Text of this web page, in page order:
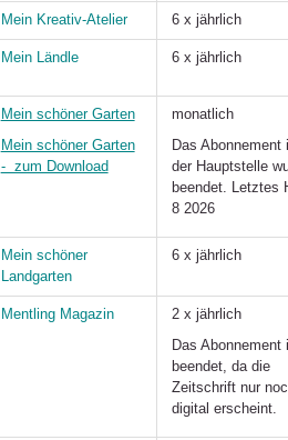
Mein Kreativ-Atelier 6 x jährlich
Mein Ländle 6 x jährlich
Mein schöner Garten
Mein schöner Garten
- zum Download
monatlich
Das Abonnement
der Hauptstelle
beendet. Letztes
8 2026
Mein schöner
Landgarten
6 x jährlich
Mentling Magazin
2 x jährlich
Das Abonnement
beendet, da die
Zeitschrift nur
digital erscheint.